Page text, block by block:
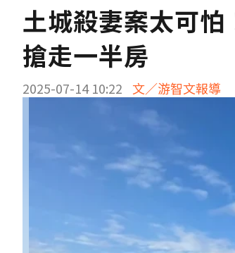
土城殺妻案太可
搶走一半房
2025-07-14 10:22 文／游智文報導